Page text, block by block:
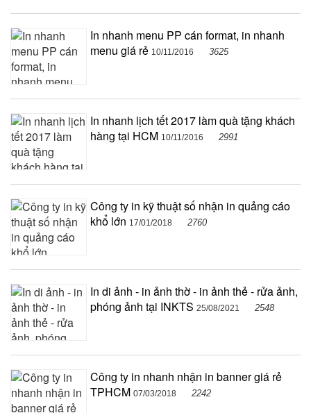
In nhanh menu PP cán format, in nhanh
menu giá rẻ 10/11/2016 3625
In nhanh lịch tết 2017 làm quà tặng khách
hàng tại HCM 10/11/2016 2991
Công ty in kỹ thuật số nhận in quảng cáo
khổ lớn 17/01/2018 2760
In di ảnh - in ảnh thờ - in ảnh thẻ - rửa ảnh,
phóng ảnh tại INKTS 25/08/2021 2548
Công ty in nhanh nhận in banner giá rẻ
TPHCM 07/03/2018 2242